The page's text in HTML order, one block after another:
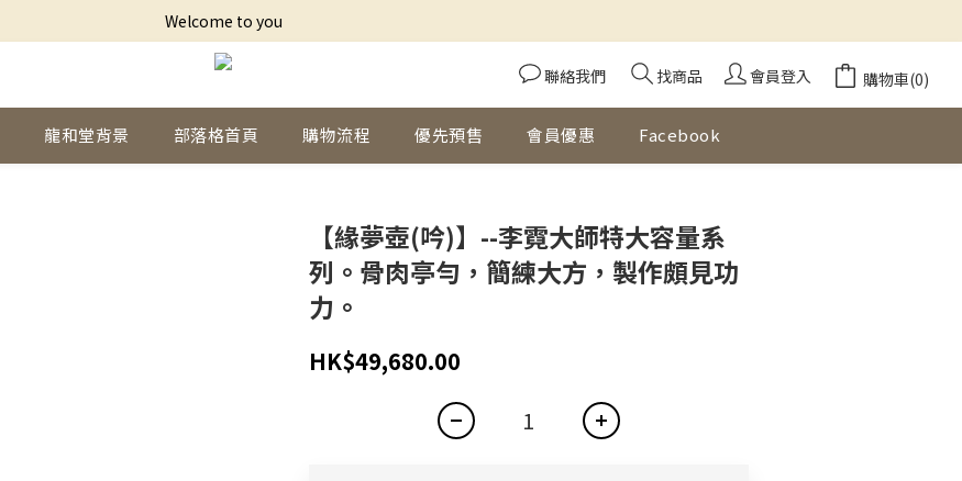
Welcome to you
聯絡我們 找商品 會員登入 購物車(0)
龍和堂背景 部落格首頁 購物流程 優先預售 會員優惠 Facebook
【緣夢壺(吟)】--李霓大師特大容量系
列。骨肉亭勻，簡練大方，製作頗見功
力。
HK$49,680.00